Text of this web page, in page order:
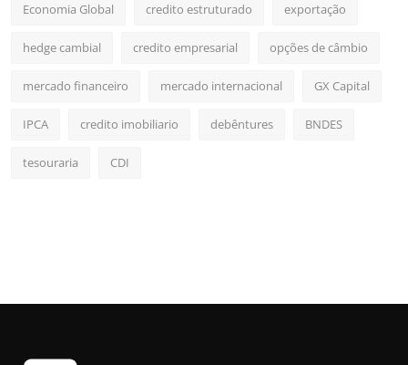
Economia Global credito estruturado exportação
hedge cambial credito empresarial opções de câmbio
mercado financeiro mercado internacional GX Capital
IPCA credito imobiliario debêntures BNDES
tesouraria CDI